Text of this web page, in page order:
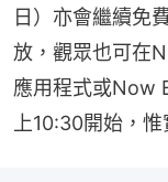
日）亦會繼續免
放，觀眾也可在
應用程式或Now
上10:30開始，